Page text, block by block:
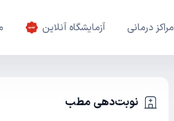
مراکز درمانی آزمایشگاه آنلاین
نوبت‌دهی مطب